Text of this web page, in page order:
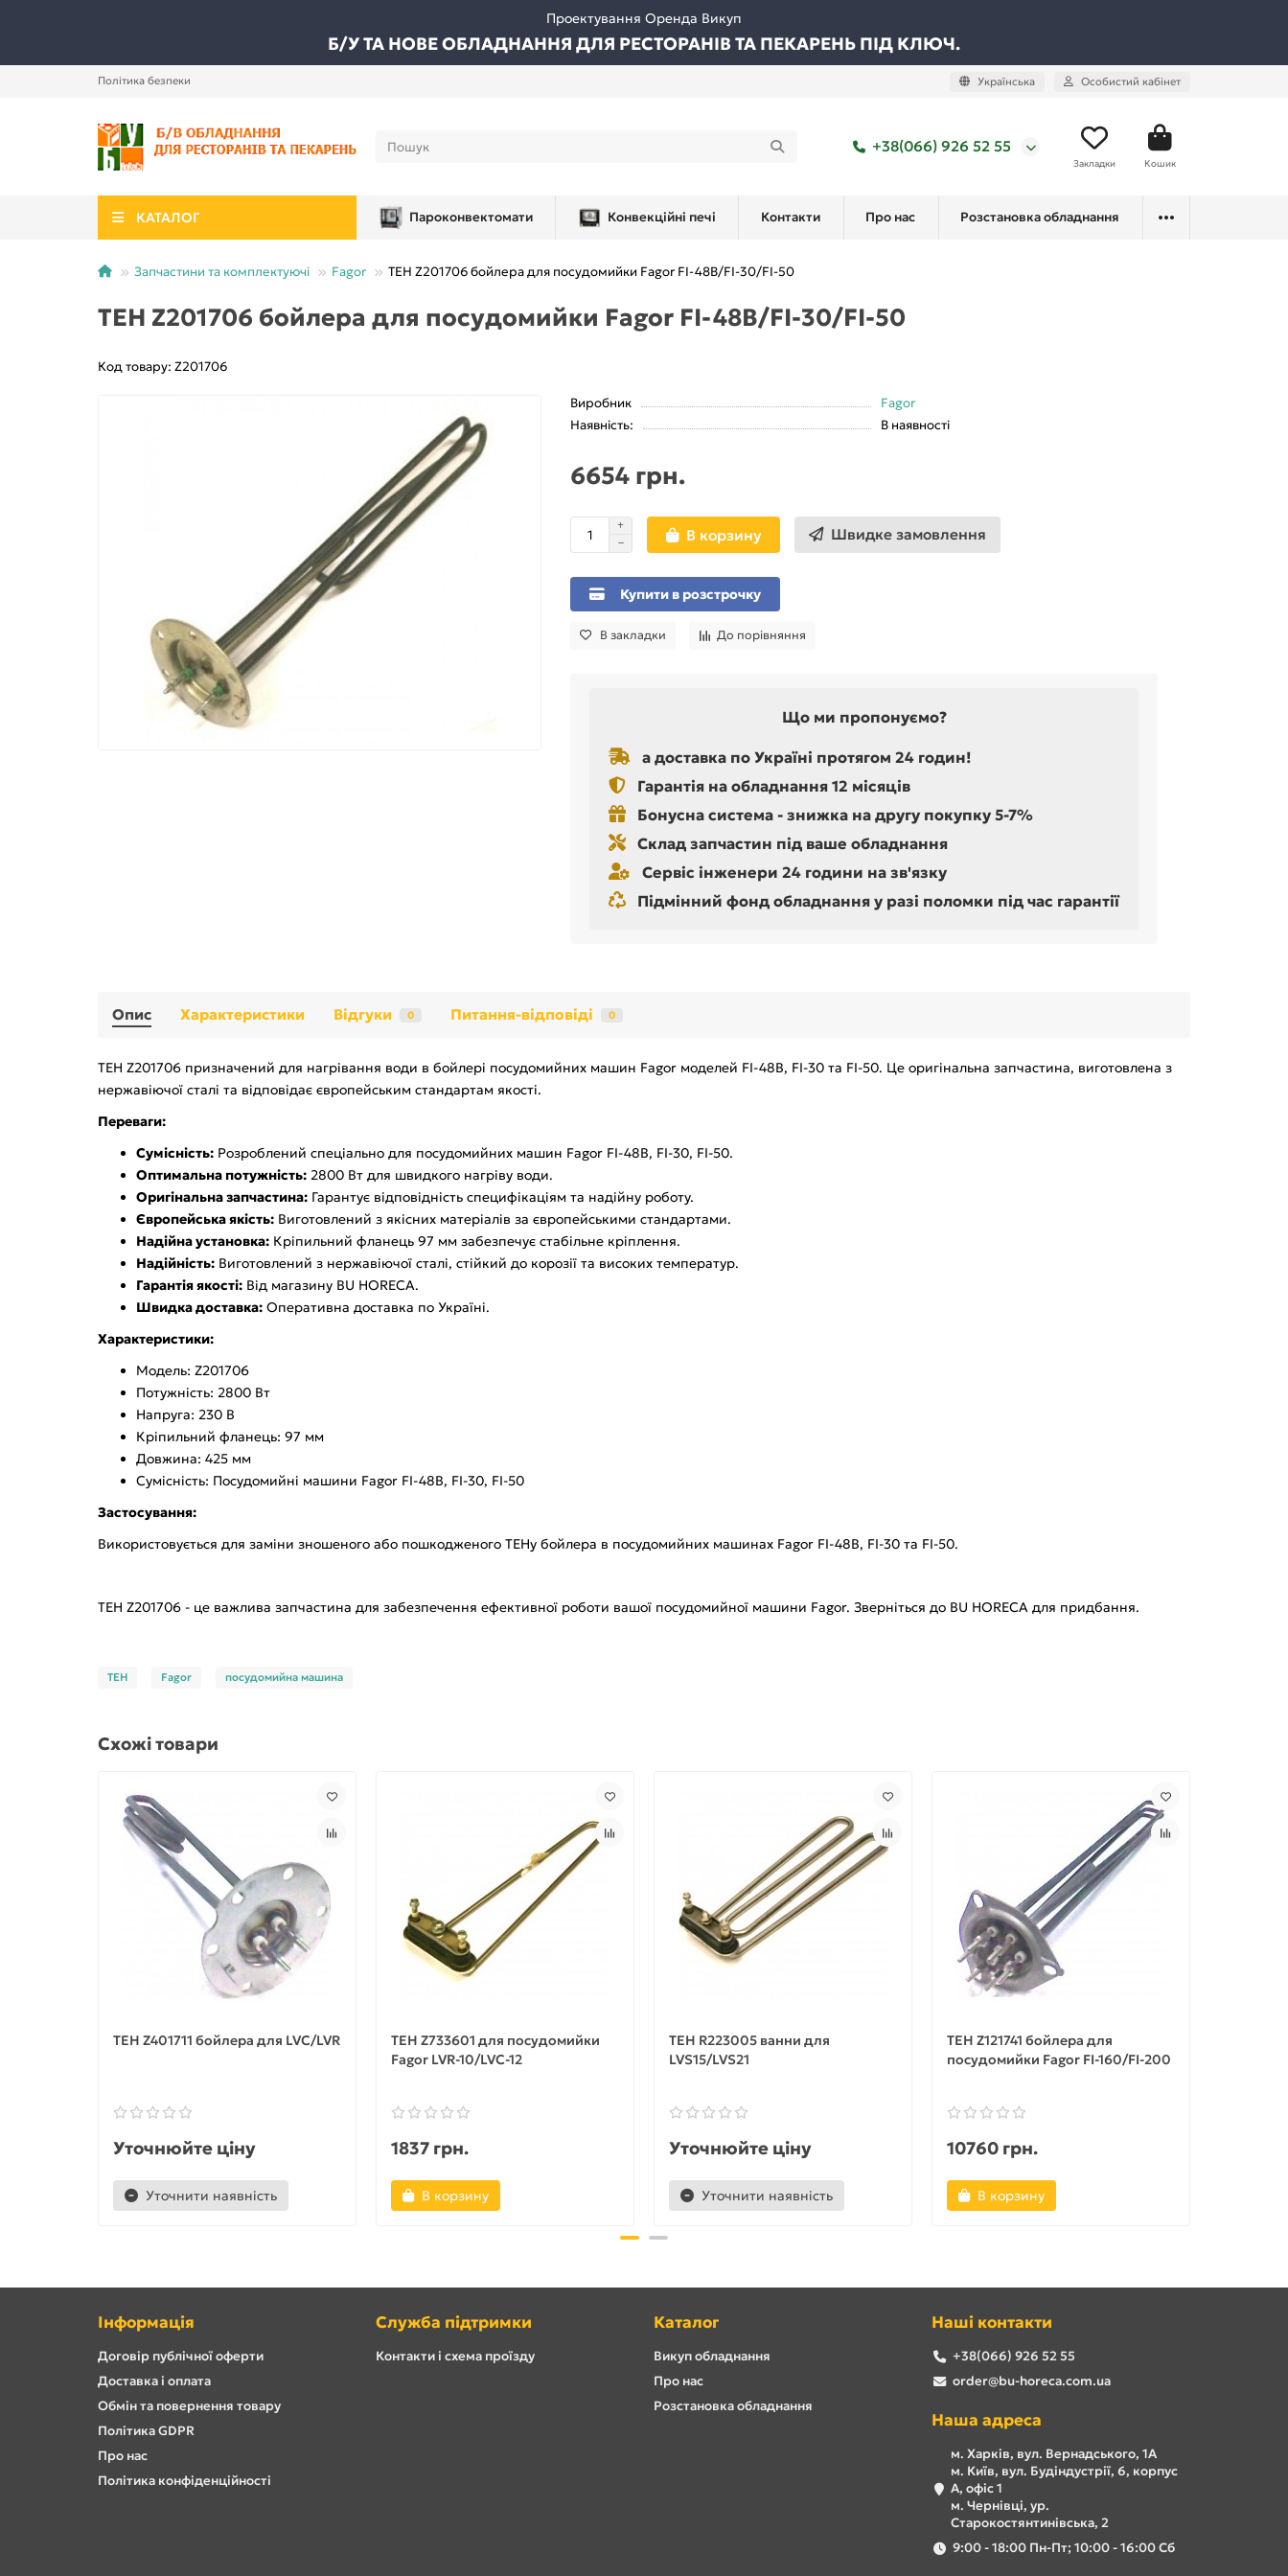
Проектування Оренда Викуп
Б/У ТА НОВЕ ОБЛАДНАННЯ ДЛЯ РЕСТОРАНІВ ТА ПЕКАРЕНЬ ПІД КЛЮЧ.
Політика безпеки Українська Особистий кабінет
+38(066) 926 52 55
Закладки Кошик
КАТАЛОГ Пароконвектомати Конвекційні печі Контакти Про нас Розстановка обладнання
Запчастини та комплектуючі Fagor ТЕН Z201706 бойлера для посудомийки Fagor FI-48B/FI-30/FI-50
ТЕН Z201706 бойлера для посудомийки Fagor FI-48B/FI-30/FI-50
Код товару: Z201706
Виробник
Fagor
Наявність:
В наявності
6654 грн.
В корзину Швидке замовлення
Купити в розстрочку
В закладки До порівняння
Що ми пропонуємо?
а доставка по Україні протягом 24 годин!
Гарантія на обладнання 12 місяців
Бонусна система - знижка на другу покупку 5-7%
Склад запчастин під ваше обладнання
Сервіс інженери 24 години на зв'язку
Підмінний фонд обладнання у разі поломки під час гарантії
Опис Характеристики Відгуки 0 Питання-відповіді 0
ТЕН Z201706 призначений для нагрівання води в бойлері посудомийних машин Fagor моделей FI-48B, FI-30 та FI-50. Це оригінальна запчастина, виготовлена з
нержавіючої сталі та відповідає європейським стандартам якості.
Переваги:
Сумісність: Розроблений спеціально для посудомийних машин Fagor FI-48B, FI-30, FI-50.
Оптимальна потужність: 2800 Вт для швидкого нагріву води.
Оригінальна запчастина: Гарантує відповідність специфікаціям та надійну роботу.
Європейська якість: Виготовлений з якісних матеріалів за європейськими стандартами.
Надійна установка: Кріпильний фланець 97 мм забезпечує стабільне кріплення.
Надійність: Виготовлений з нержавіючої сталі, стійкий до корозії та високих температур.
Гарантія якості: Від магазину BU HORECA.
Швидка доставка: Оперативна доставка по Україні.
Характеристики:
Модель: Z201706
Потужність: 2800 Вт
Напруга: 230 В
Кріпильний фланець: 97 мм
Довжина: 425 мм
Сумісність: Посудомийні машини Fagor FI-48B, FI-30, FI-50
Застосування:
Використовується для заміни зношеного або пошкодженого ТЕНу бойлера в посудомийних машинах Fagor FI-48B, FI-30 та FI-50.
ТЕН Z201706 - це важлива запчастина для забезпечення ефективної роботи вашої посудомийної машини Fagor. Зверніться до BU HORECA для придбання.
ТЕН Fagor посудомийна машина
Схожі товари
ТЕН Z401711 бойлера для LVC/LVR
Уточнюйте ціну
Уточнити наявність
ТЕН Z733601 для посудомийки
Fagor LVR-10/LVC-12
1837 грн.
В корзину
ТЕН R223005 ванни для
LVS15/LVS21
Уточнюйте ціну
Уточнити наявність
ТЕН Z121741 бойлера для
посудомийки Fagor FI-160/FI-200
10760 грн.
В корзину
Інформація
Договір публічної оферти
Доставка і оплата
Обмін та повернення товару
Політика GDPR
Про нас
Політика конфіденційності
Служба підтримки
Контакти і схема проїзду
Каталог
Викуп обладнання
Про нас
Розстановка обладнання
Наші контакти
+38(066) 926 52 55
order@bu-horeca.com.ua
Наша адреса
м. Харків, вул. Вернадського, 1А
м. Київ, вул. Будіндустрії, 6, корпус
А, офіс 1
м. Чернівці, ур.
Старокостянтинівська, 2
9:00 - 18:00 Пн-Пт; 10:00 - 16:00 Сб